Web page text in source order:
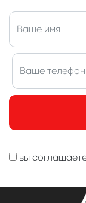
вы